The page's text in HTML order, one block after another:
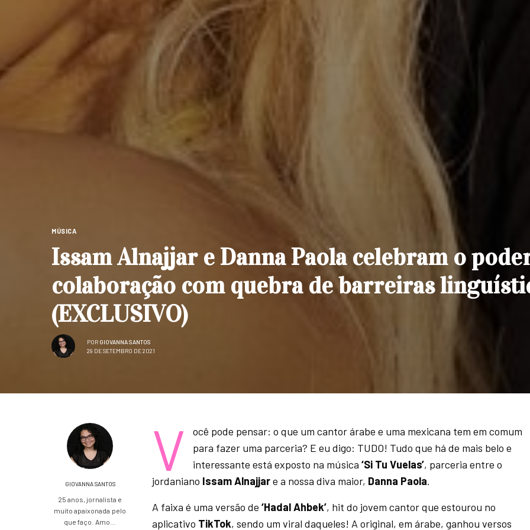
MÚSICA
Issam Alnajjar e Danna Paola celebram o
colaboração com quebra de barreiras
(EXCLUSIVO)
POR GIOVANNA SANTOS
29 DE SETEMBRO DE 2021
GIOVANNA SANTOS
25 anos, jornalista e
muito apaixonada pelo
que faço. Amo…
V
ocê pode pensar: o que um cantor árabe e uma mexicana tem em comum
para fazer uma parceria? E eu digo: TUDO! Tudo que há de mais belo e
interessante está exposto na música ‘Si Tu Vuelas’, parceria entre o
jordaniano Issam Alnajjare a nossa diva maior, Danna Paola.
A faixa é uma versão de‘Hadal Ahbek’, hit do jovem cantor que estourou no
aplicativo TikTok, sendo um viral daqueles! A original, em árabe, ganhou versos